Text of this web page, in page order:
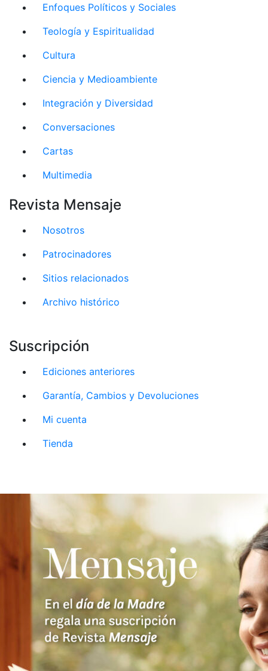
Enfoques Políticos y Sociales
Teología y Espiritualidad
Cultura
Ciencia y Medioambiente
Integración y Diversidad
Conversaciones
Cartas
Multimedia
Revista Mensaje
Nosotros
Patrocinadores
Sitios relacionados
Archivo histórico
Suscripción
Ediciones anteriores
Garantía, Cambios y Devoluciones
Mi cuenta
Tienda